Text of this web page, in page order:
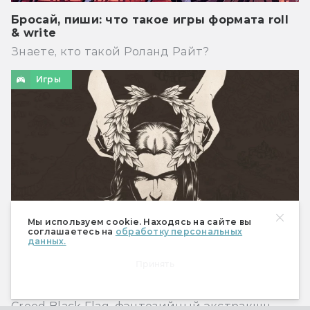
Мы используем cookie. Находясь на сайте вы
соглашаетесь на обработку персональных
данных.
Бросай, пиши: что такое игры формата roll
& write
Знаете, кто такой Роланд Райт?
Игры
Creed Black Flag, фэнтезийный экстракшн-